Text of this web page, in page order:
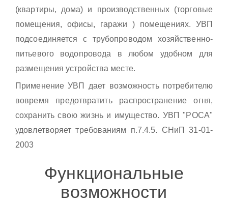
(квартиры, дома) и производственных (торговые
помещения, офисы, гаражи ) помещениях. УВП
подсоединяется с трубопроводом хозяйственно-
питьевого водопровода в любом удобном для
размещения устройства месте.
Применение УВП дает возможность потребителю
вовремя предотвратить распространение огня,
сохранить свою жизнь и имущество. УВП "РОСА"
удовлетворяет требованиям п.7.4.5. СНиП 31-01-
2003
Функциональные
возможности